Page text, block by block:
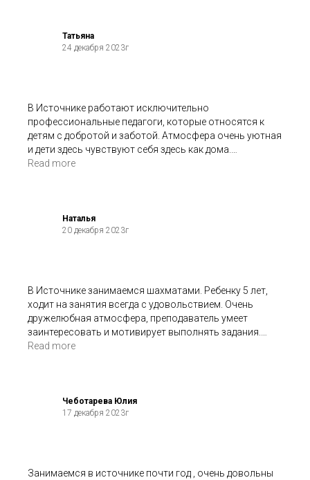
Татьяна
24 декабря 2023г
В Источнике работают исключительно
профессиональные педагоги, которые относятся к
детям с добротой и заботой. Атмосфера очень уютная
и дети здесь чувствуют себя здесь как дома.
Я выражаю огромную благодарность всему
Read more
Наталья
20 декабря 2023г
В Источнике занимаемся шахматами. Ребенку 5 лет,
ходит на занятия всегда с удовольствием. Очень
дружелюбная атмосфера, преподаватель умеет
заинтересовать и мотивирует выполнять задания.
Результат виден, мы довольны!
Read more
Чеботарева Юлия
17 декабря 2023г
Занимаемся в источнике почти год , очень довольны